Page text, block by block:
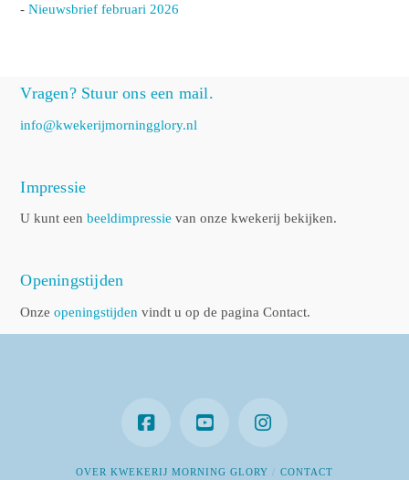
-Nieuwsbrief februari 2026
Vragen? Stuur ons een mail.
info@kwekerijmorningglory.nl
Impressie
U kunt eenbeeldimpressie van onze kwekerij bekijken.
Openingstijden
Onzeopeningstijden vindt u op de pagina Contact.
OVER KWEKERIJ MORNING GLORY
CONTACT